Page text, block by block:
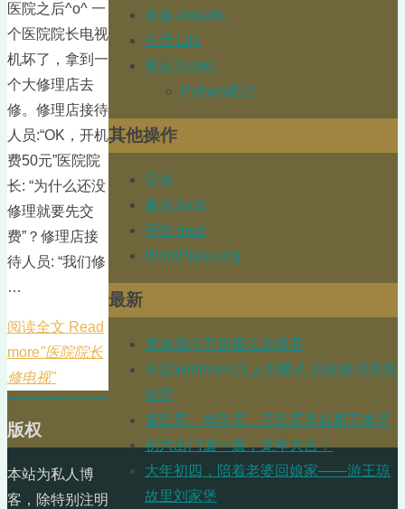
医院之后^o^ 一
个医院院长电视
机坏了，拿到一
个大修理店去
修。修理店接待
人员:“OK，开机
费50元”医院院
长: “为什么还没
修理就要先交
费”？修理店接
待人员: “我们修
…
阅读全文 Read
more"医院院长
修电视"
水族 Aquatic
生活 Life
笔记 Notes
Python笔记
其他操作
登录
条目 feed
评论 feed
WordPress.org
最新
原来我也不是那么放得开
开启Windows11上帝模式 高效处理系统
设置
摄氏度、华氏度、开氏度及其相互换算
初六出门遛一遛，龙年大吉！
大年初四，陪着老婆回娘家——游王琼
故里刘家堡
版权
本站为私人博
客，除特别注明